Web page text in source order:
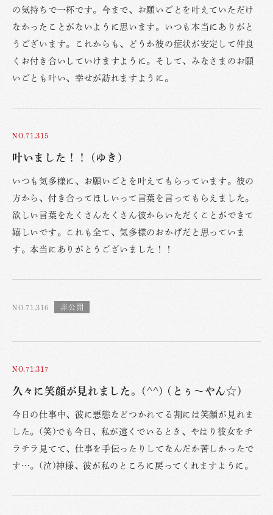
の気持ちで一杯です。今まで、お願いごとを叶えていただけ
なかったことがないように思います。いつも本当にありがと
うございます。これからも、どうか彼の症状が安定して仲良
くお付き合いしていけますように。そして、みなさまのお願
いごとも叶い、幸せが訪れますように。
NO.71,315
叶いました！！ (ゆき)
いつも気多様に、お願いごとを叶えてもらっています。彼の
方から、付き合ってほしいって言葉を言ってもらえました。
欲しい言葉をたくさんたくさん彼からいただくことができて
嬉しいです。これも全て、気多様のおかげだと思っていま
す。本当にありがとうございました！！
NO.71,316
NO.71,317
久々に笑顔が見れました。(^^) (とぅ〜やん☆)
今日の仕事中、彼に悪態などつかれてる割には笑顔が見れま
した。(笑)でも今日、私が遠くでいるとき、やはり彼女をチ
ラチラ見てて、仕事を手伝ったりしてなんだか苦しかったで
す…。(泣)神様、彼が私のところに戻ってくれますように。